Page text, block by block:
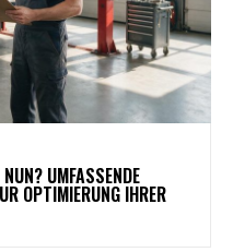
UMFASSENDE
OPTIMIERUNG IHRER